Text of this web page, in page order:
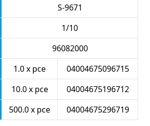
S-9671
1/10
96082000
1.0 x pce
04004675096715
10.0 x pce
04004675196712
500.0 x pce 04004675296719